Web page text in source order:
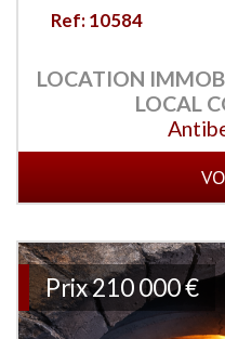
Ref: 10584
LOCATION
LOCAL
Prix210 000 €